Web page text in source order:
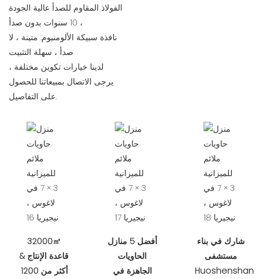
الفولاذ المقاوم للصدأ عالية الجودة
، 10 سنوات بدون صدأ
نافذة سبيكة الألومنيوم: متينة ، لا
صدأ ، سهلة التثبيت
لدينا خيارات تكوين مختلفة ،
يرجى الاتصال بمبيعاتنا للحصول
على التفاصيل.
32000㎡
قاعدة الإنتاج &
أكثر من 1200
أفضل 5 منازل
الحاويات
الجاهزة في
شارك في بناء
مستشفى
Huoshenshan